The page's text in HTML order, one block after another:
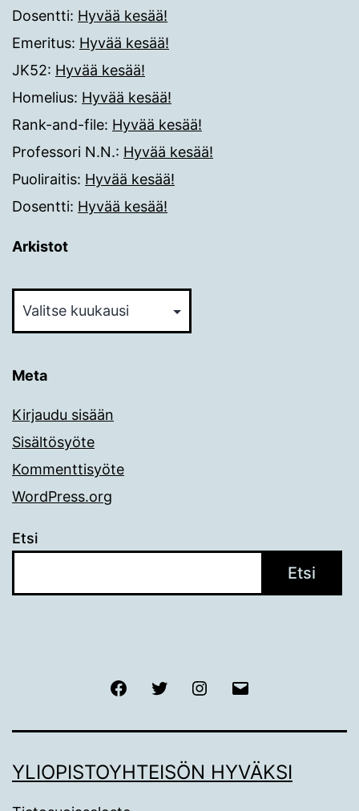
Dosentti: Hyvää kesää!
Emeritus: Hyvää kesää!
JK52: Hyvää kesää!
Homelius: Hyvää kesää!
Rank-and-file: Hyvää kesää!
Professori N.N.: Hyvää kesää!
Puoliraitis: Hyvää kesää!
Dosentti: Hyvää kesää!
Arkistot
Meta
Kirjaudu sisään
Sisältösyöte
Kommenttisyöte
WordPress.org
Etsi
Etsi
FacebookTwitter Instagram
YLIOPISTOYHTEISÖN HYVÄKSI